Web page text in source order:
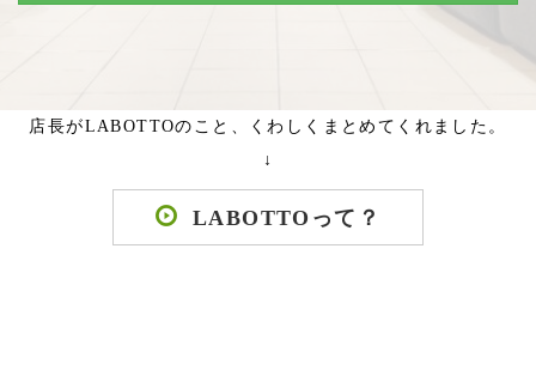
店長がLABOTTOのこと、くわしくまとめてくれました。
↓
LABOTTOって？